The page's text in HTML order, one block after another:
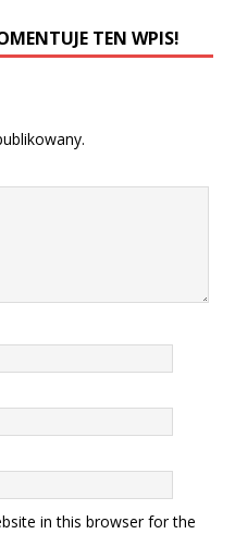
TEN WPIS!
in this browser for the